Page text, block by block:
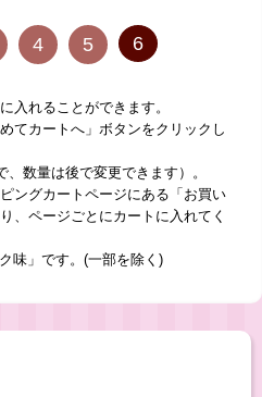
4 5 6
入れることができます。
てカートへ」ボタンをクリックし
、数量は後で変更できます）。
ングカートページにある「お買い
、ページごとにカートに入れてく
味」です。(一部を除く)